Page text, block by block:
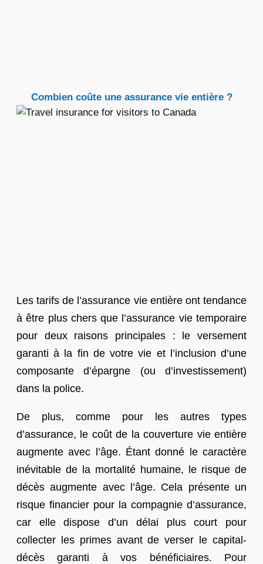
Combien coûte une assurance vie entière ?
Les tarifs de l’assurance vie entière ont tendance
à être plus chers que l’assurance vie temporaire
pour deux raisons principales : le versement
garanti à la fin de votre vie et l’inclusion d’une
composante d’épargne (ou d’investissement)
dans la police.
De plus, comme pour les autres types
d’assurance, le coût de la couverture vie entière
augmente avec l’âge. Étant donné le caractère
inévitable de la mortalité humaine, le risque de
décès augmente avec l’âge. Cela présente un
risque financier pour la compagnie d’assurance,
car elle dispose d’un délai plus court pour
collecter les primes avant de verser le capital-
décès garanti à vos bénéficiaires. Pour